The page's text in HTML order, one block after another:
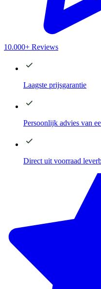
10.000+ Reviews
Laagste prijsgarantie
Persoonlijk advies van
Direct uit voorraad